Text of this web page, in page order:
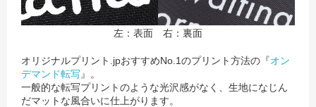
左：表面 右：裏面
オリジナルプリント.jpおすすめNo.1のプリント方法の『オン
デマンド転写 』。
一般的な転写プリントのような光沢感がなく、生地になじん
だマットな風合いに仕上がります。